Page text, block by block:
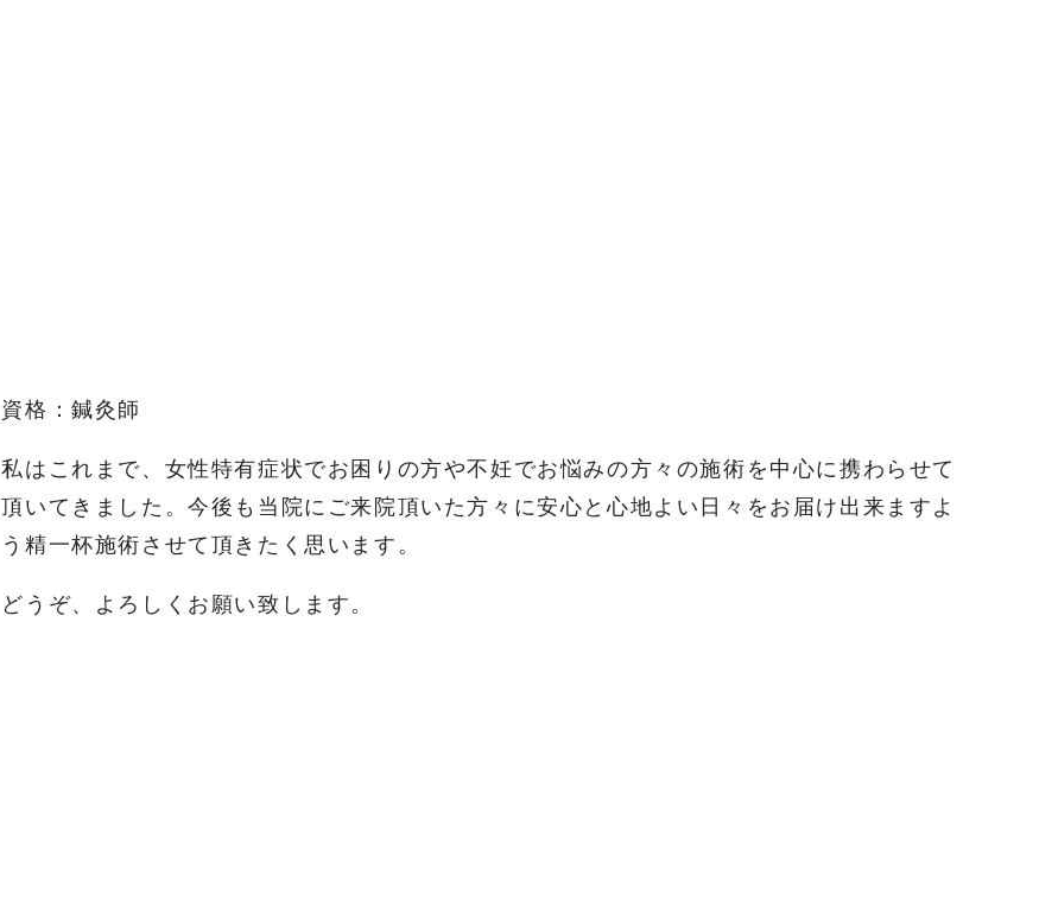
資格：鍼灸師
私はこれまで、女性特有症状でお困りの方や不妊でお悩みの方々の施術を中心に携わらせて
頂いてきました。今後も当院にご来院頂いた方々に安心と心地よい日々をお届け出来ますよ
う精一杯施術させて頂きたく思います。
どうぞ、よろしくお願い致します。